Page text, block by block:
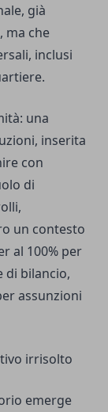
già
ma che
inclusi
una
inserita
con
di
un contesto
al 100% per
di bilancio,
assunzioni
irrisolto
emerge